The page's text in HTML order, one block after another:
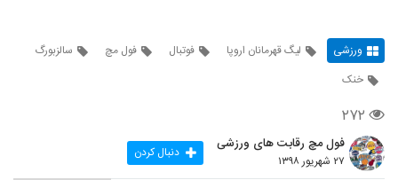
ورزشی لیگ قهرمانان اروپا فوتبال فول مچ
سالزبورگ
خنک
۲۷۲
فول مچ رقابت های ورزشی
۲۷ شهریور ۱۳۹۸ دنبال کردن